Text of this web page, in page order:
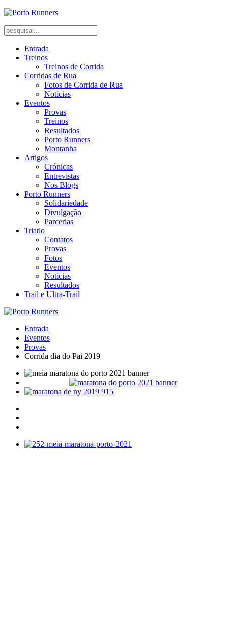
Entrada
Treinos
Treinos de Corrida
Corridas de Rua
Fotos de Corrida de Rua
Notícias
Eventos
Provas
Treinos
Resultados
Porto Runners
Montanha
Artigos
Crónicas
Entrevistas
Nos Blogs
Porto Runners
Solidariedade
Divulgação
Parcerias
Triatlo
Contatos
Provas
Fotos
Eventos
Notícias
Resultados
Trail e Ultra-Trail
Entrada
Eventos
Provas
Corrida dia do Pai 2019